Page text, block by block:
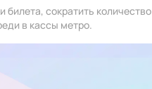
сократить количество
в кассы метро.